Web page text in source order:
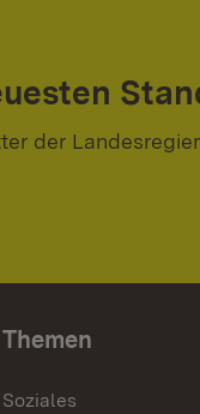
der
Themen
Soziales